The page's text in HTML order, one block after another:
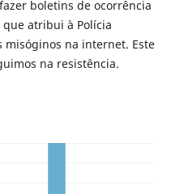
boletins de ocorrência
atribui à Polícia
misóginos na internet. Este
na resistência.